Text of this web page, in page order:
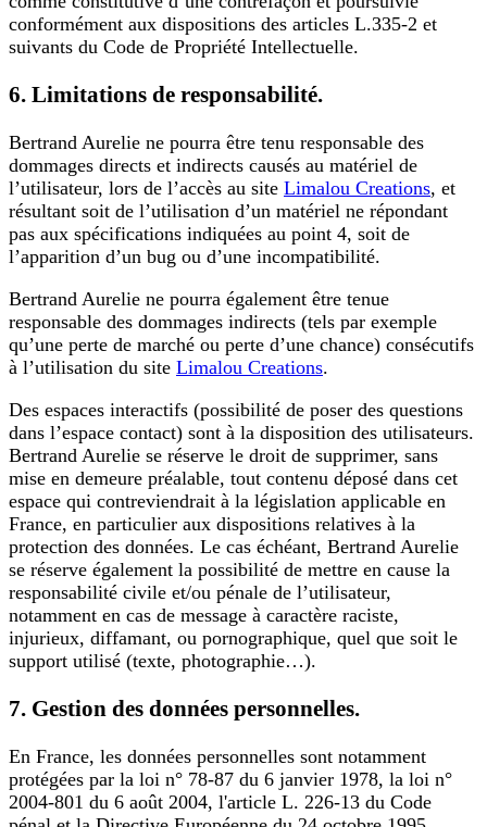
conformément aux dispositions des articles L.335-2 et
suivants du Code de Propriété Intellectuelle.
6. Limitations de responsabilité.
Bertrand Aurelie ne pourra être tenu responsable des
dommages directs et indirects causés au matériel de
l’utilisateur, lors de l’accès au site Limalou Creations, et
résultant soit de l’utilisation d’un matériel ne répondant
pas aux spécifications indiquées au point 4, soit de
l’apparition d’un bug ou d’une incompatibilité.
Bertrand Aurelie ne pourra également être tenue
responsable des dommages indirects (tels par exemple
qu’une perte de marché ou perte d’une chance) consécutifs
à l’utilisation du site Limalou Creations.
Des espaces interactifs (possibilité de poser des questions
dans l’espace contact) sont à la disposition des utilisateurs.
Bertrand Aurelie se réserve le droit de supprimer, sans
mise en demeure préalable, tout contenu déposé dans cet
espace qui contreviendrait à la législation applicable en
France, en particulier aux dispositions relatives à la
protection des données. Le cas échéant, Bertrand Aurelie
se réserve également la possibilité de mettre en cause la
responsabilité civile et/ou pénale de l’utilisateur,
notamment en cas de message à caractère raciste,
injurieux, diffamant, ou pornographique, quel que soit le
support utilisé (texte, photographie…).
7. Gestion des données personnelles.
En France, les données personnelles sont notamment
protégées par la loi n° 78-87 du 6 janvier 1978, la loi n°
2004-801 du 6 août 2004, l'article L. 226-13 du Code